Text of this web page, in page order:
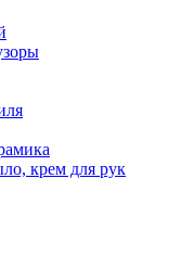
крем для рук